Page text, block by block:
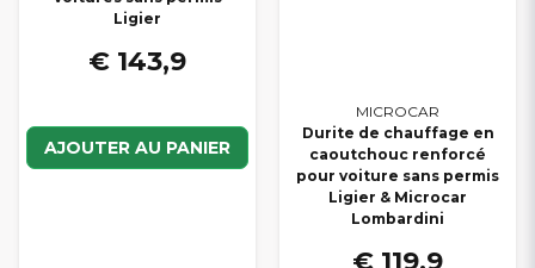
Ligier
€ 143,9
AJOUTER AU PANIER
MICROCAR
Durite de chauffage en
caoutchouc renforcé
pour voiture sans permis
Ligier & Microcar
Lombardini
€ 119,9